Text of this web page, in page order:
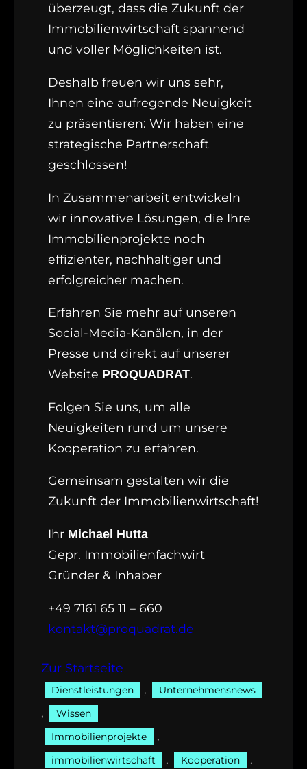
überzeugt, dass die Zukunft der
Immobilienwirtschaft spannend
und voller Möglichkeiten ist.
Deshalb freuen wir uns sehr,
Ihnen eine aufregende Neuigkeit
zu präsentieren: Wir haben eine
strategische Partnerschaft
geschlossen!
In Zusammenarbeit entwickeln
wir innovative Lösungen, die Ihre
Immobilienprojekte noch
effizienter, nachhaltiger und
erfolgreicher machen.
Erfahren Sie mehr auf unseren
Social-Media-Kanälen, in der
Presse und direkt auf unserer
Website PROQUADRAT.
Folgen Sie uns, um alle
Neuigkeiten rund um unsere
Kooperation zu erfahren.
Gemeinsam gestalten wir die
Zukunft der Immobilienwirtschaft!
Ihr Michael Hutta
Gepr. Immobilienfachwirt
Gründer & Inhaber
+49 7161 65 11 – 660
kontakt@proquadrat.de
Zur Startseite
Dienstleistungen , Unternehmensnews
,
Wissen
Immobilienprojekte
,
immobilienwirtschaft , Kooperation ,